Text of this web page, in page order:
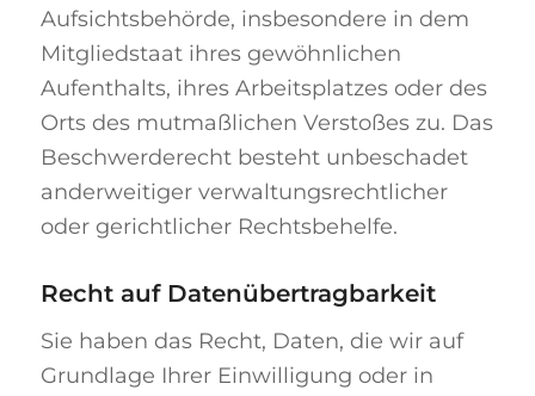
Aufsichtsbehörde, insbesondere in dem
Mitgliedstaat ihres gewöhnlichen
Aufenthalts, ihres Arbeitsplatzes oder des
Orts des mutmaßlichen Verstoßes zu. Das
Beschwerderecht besteht unbeschadet
anderweitiger verwaltungsrechtlicher
oder gerichtlicher Rechtsbehelfe.
Recht auf Daten­übertrag­barkeit
Sie haben das Recht, Daten, die wir auf
Grundlage Ihrer Einwilligung oder in